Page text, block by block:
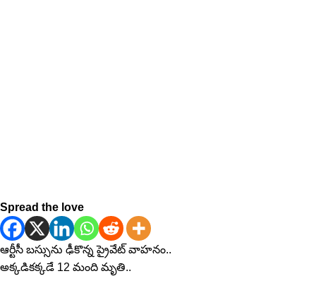
Spread the love
ఆర్టీసీ బస్సును ఢీకొన్న ప్రైవేట్​ వాహనం..
అక్కడికక్కడే 12 మంది మృతి..